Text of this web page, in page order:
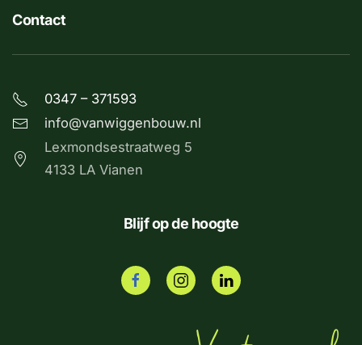
Contact
0347 – 371593
info@vanwiggenbouw.nl
Lexmondsestraatweg 5
4133 LA Vianen
Blijf op de hoogte